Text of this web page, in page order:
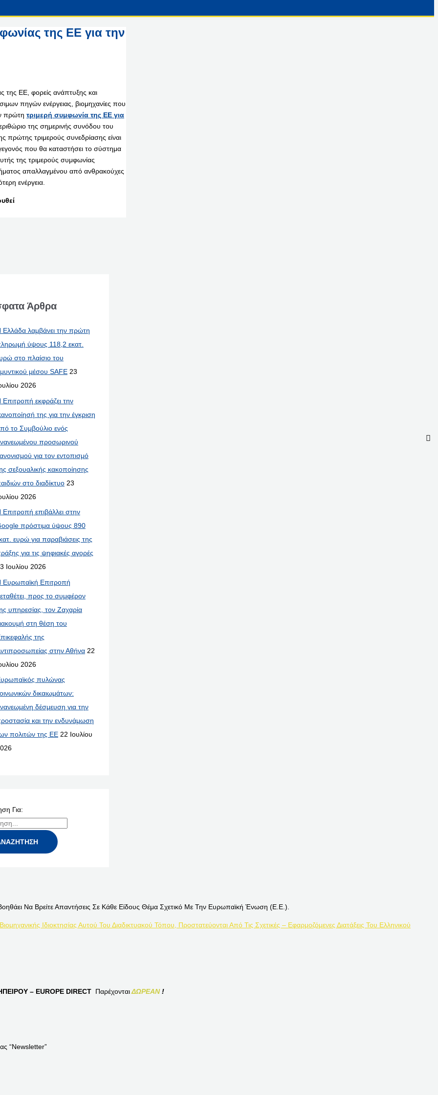
της ΕΕ για την
της ΕΕ, φορείς ανάπτυξης και
πηγών ενέργειας, βιομηχανίες που
πρώτη τριμερή συμφωνία της ΕΕ για
της σημερινής συνόδου του
τριμερούς συνεδρίασης είναι
που θα καταστήσει το σύστημα
της τριμερούς συμφωνίας
απαλλαγμένου από ανθρακούχες
ενέργεια.
Άρθρα
Ελλάδα λαμβάνει την πρώτη
ύψους 118,2 εκατ.
στο πλαίσιο του
μέσου SAFE 23
2026
Επιτροπή εκφράζει την
της για την έγκριση
το Συμβούλιο ενός
προσωρινού
για τον εντοπισμό
σεξουαλικής κακοποίησης
στο διαδίκτυο 23
2026
Επιτροπή επιβάλλει στην
πρόστιμα ύψους 890
ευρώ για παραβιάσεις της
για τις ψηφιακές αγορές
Ιουλίου 2026
Ευρωπαϊκή Επιτροπή
προς το συμφέρον
υπηρεσίας, τον Ζαχαρία
στη θέση του
της
στην Αθήνα 22
2026
πυλώνας
δικαιωμάτων:
δέσμευση για την
και την ενδυνάμωση
πολιτών της ΕΕ 22 Ιουλίου
Για:
Να Βρείτε Απαντήσεις Σε Κάθε Είδους Θέμα Σχετικό Με Την Ευρωπαϊκή Ένωση (Ε.Ε.).
Ιδιοκτησίας Αυτού Του Διαδικτυακού Τόπου, Προστατεύονται Από Τις Σχετικές – Εφαρμοζόμενες Διατάξεις Του Ελληνικού
– EUROPE DIRECT ΠαρέχονταιΔΩΡΕΑΝ!
“Newsletter”